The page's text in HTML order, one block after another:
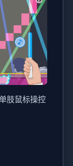
肢鼠标操控